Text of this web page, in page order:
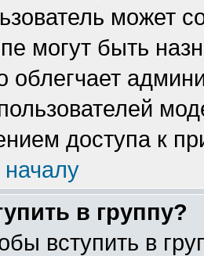
может
могут быть
облегчает
доступа к
началу
в группу?
вступить в